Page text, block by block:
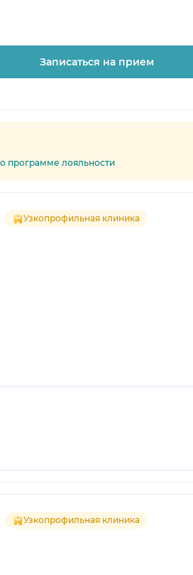
Записаться на прием
программе лояльности
Узкопрофильная клиника
Узкопрофильная клиника